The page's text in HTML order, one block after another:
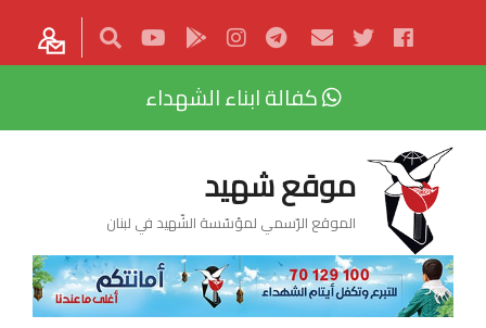
كفالة ابناء الشهداء
موقع شهيد
الموقع الرّسمي لمؤسّسة الشّهيد في لبنان